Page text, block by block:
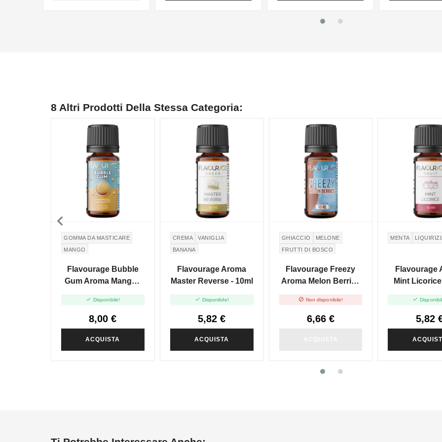
8 Altri Prodotti Della Stessa Categoria:
GOMMA DA MASTICARE
MANGO
Flavourage Bubble
Gum Aroma Mango -
 Disponibile!
8,00 €
ACQUISTA
CREMA
VANIGLIA
BANANA
Flavourage Aroma
Master Reverse - 10ml
 Disponibile!
5,82 €
ACQUISTA
GHIACCIO
MELONE
FRUTTI DI BOSCO
Flavourage Freezy
Aroma Melon Berries
 Non disponibile!
6,66 €
NON DISPONIBILE
MENTA
Flavourage
Mint

5,82
